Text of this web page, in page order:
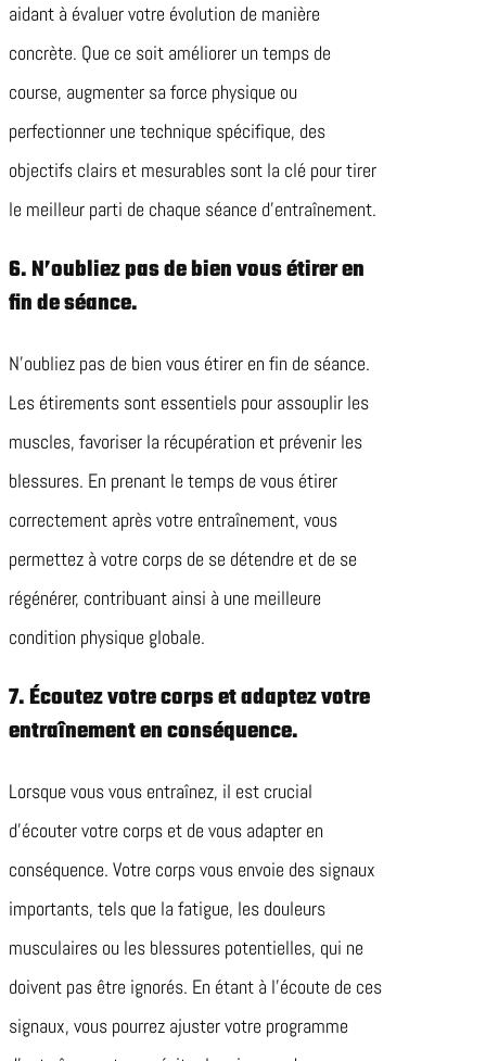
aidant à évaluer votre évolution de manière
concrète. Que ce soit améliorer un temps de
course, augmenter sa force physique ou
perfectionner une technique spécifique, des
objectifs clairs et mesurables sont la clé pour tirer
le meilleur parti de chaque séance d’entraînement.
6. N’oubliez pas de bien vous étirer en
fin de séance.
N’oubliez pas de bien vous étirer en fin de séance.
Les étirements sont essentiels pour assouplir les
muscles, favoriser la récupération et prévenir les
blessures. En prenant le temps de vous étirer
correctement après votre entraînement, vous
permettez à votre corps de se détendre et de se
régénérer, contribuant ainsi à une meilleure
condition physique globale.
7. Écoutez votre corps et adaptez votre
entraînement en conséquence.
Lorsque vous vous entraînez, il est crucial
d’écouter votre corps et de vous adapter en
conséquence. Votre corps vous envoie des signaux
importants, tels que la fatigue, les douleurs
musculaires ou les blessures potentielles, qui ne
doivent pas être ignorés. En étant à l’écoute de ces
signaux, vous pourrez ajuster votre programme